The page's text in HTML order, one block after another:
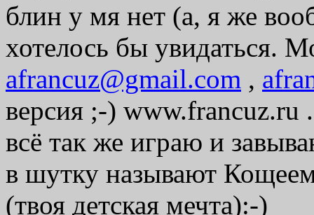
блин у мя нет (а, я же
хотелось бы увидаться.
afrancuz@gmail.com ,
версия ;-) www.francuz.ru
всё так же играю и
в шутку называют
(твоя детская мечта):-)